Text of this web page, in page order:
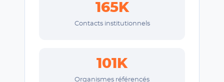
165K
Contacts institutionnels
101K
Organismes référencés